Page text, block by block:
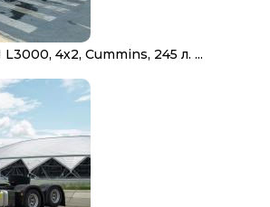
L3000, 4х2, Cummins, 245 л. ...